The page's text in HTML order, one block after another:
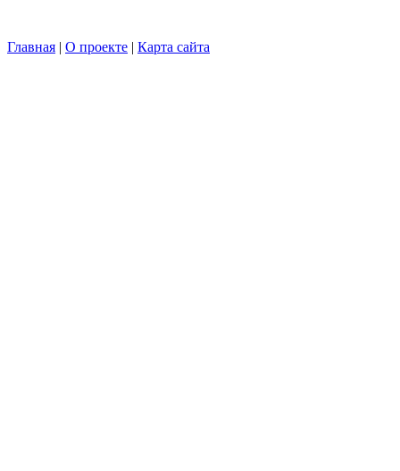
Главная | О проекте | Карта сайта